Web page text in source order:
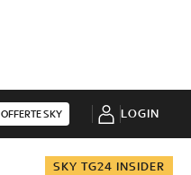
OFFERTE SKY LOGIN
SKY TG24 INSIDER